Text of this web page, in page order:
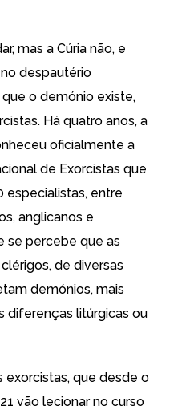
mas a Cúria não, e
despautério
o demónio existe,
Há quatro anos, a
oficialmente a
de Exorcistas que
especialistas, entre
anglicanos e
se percebe que as
de diversas
demónios, mais
diferenças litúrgicas ou
exorcistas, que desde o
vão lecionar no curso